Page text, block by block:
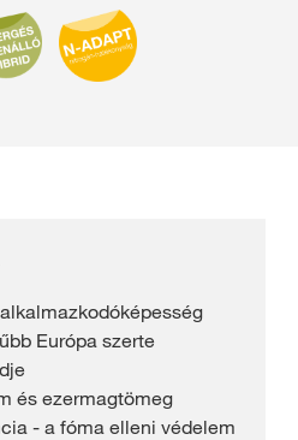
Európa szerte
és ezermagtömeg
- a fóma elleni védelem